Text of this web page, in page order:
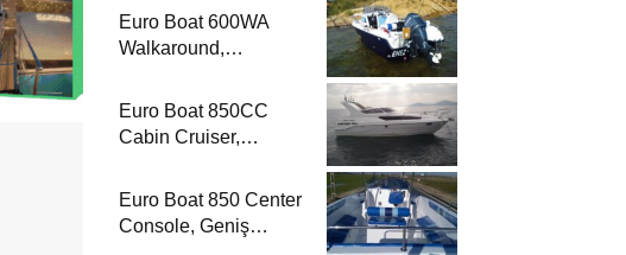
Dergisi’nde
Euro Boat 600WA
Walkaround,
Yapısıyla Yat
Dergisi’nde
Euro Boat 850CC
Cabin Cruiser,
Düzeniyle Yat
Dergisi’nde
Euro Boat 850 Center
Console, Geniş